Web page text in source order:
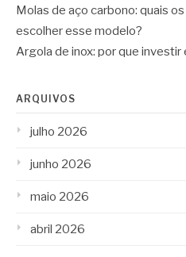
Molas de aço carbono: quais
escolher esse modelo?
Argola de inox: por que investir
ARQUIVOS
julho 2026
junho 2026
maio 2026
abril 2026